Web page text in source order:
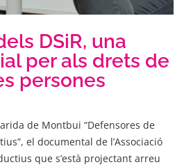
DSiR, una
per als drets de
persones
de Montbui “Defensores de
el documental de l’Associació
que s’està projectant arreu